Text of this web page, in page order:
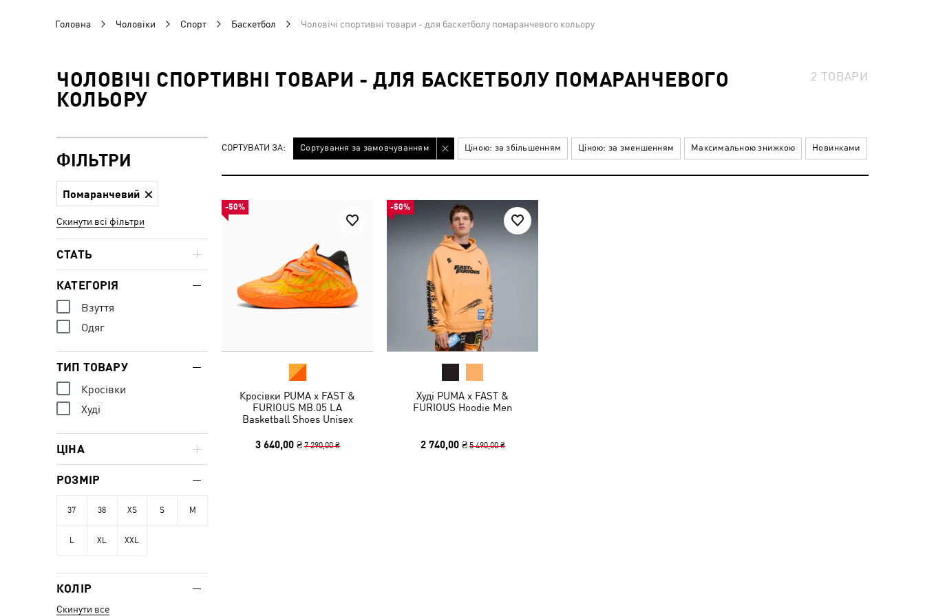
Головна Чоловіки Спорт Баскетбол Чоловічі спортивні товари - для баскетболу помаранчевого кольору
ЧОЛОВІЧІ СПОРТИВНІ ТОВАРИ - ДЛЯ БАСКЕТБОЛУ ПОМАРАНЧЕВОГО
КОЛЬОРУ
2ТОВАРИ
СОРТУВАТИ ЗА: Сортування за замовчуванням Ціною: за збільшенням Ціною: за зменшенням Максимальною знижкою Новинками
-50%
Кросівки PUMA x FAST &
FURIOUS MB.05 LA
Basketball Shoes Unisex
3 640,00 ₴ 7 290,00 ₴
-50%
Худі PUMA x FAST &
FURIOUS Hoodie Men
2 740,00 ₴ 5 490,00 ₴
ФІЛЬТРИ
Помаранчевий
Скинути всі фільтри
СТАТЬ
КАТЕГОРІЯ
Взуття
Одяг
ТИП ТОВАРУ
Кросівки
Худі
ЦІНА
РОЗМІР
37 38 XS S M
L XL XXL
КОЛІР
Скинути все